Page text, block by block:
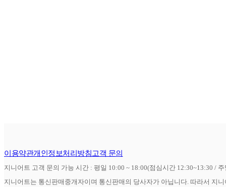
이용약관개인정보처리방침고객 문의
지니어트 고객 문의 가능 시간 : 평일 10:00 ~ 18:00(점심시간 12:30~13:30 /
지니어트는 통신판매중개자이며 통신판매의 당사자가 아닙니다. 따라서 지